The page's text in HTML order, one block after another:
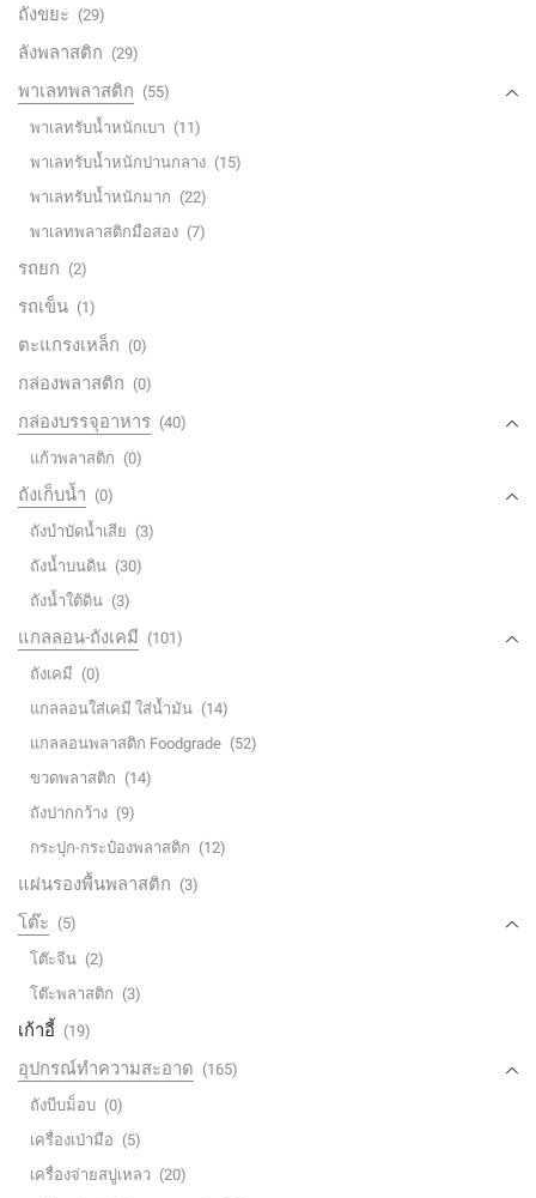
ถังขยะ (29)
ลังพลาสติก (29)
พาเลทพลาสติก (55)
พาเลทรับน้ำหนักเบา (11)
พาเลทรับน้ำหนักปานกลาง (15)
พาเลทรับน้ำหนักมาก (22)
พาเลทพลาสติกมือสอง (7)
รถยก (2)
รถเข็น (1)
ตะแกรงเหล็ก (0)
กล่องพลาสติก (0)
กล่องบรรจุอาหาร (40)
แก้วพลาสติก (0)
ถังเก็บน้ำ (0)
ถังบำบัดน้ำเสีย (3)
ถังน้ำบนดิน (30)
ถังน้ำใต้ดิน (3)
แกลลอน-ถังเคมี (101)
ถังเคมี (0)
แกลลอนใส่เคมี ใส่น้ำมัน (14)
แกลลอนพลาสติก Foodgrade (52)
ขวดพลาสติก (14)
ถังปากกว้าง (9)
กระปุก-กระป๋องพลาสติก (12)
แผ่นรองพื้นพลาสติก (3)
โต๊ะ (5)
โต๊ะจีน (2)
โต๊ะพลาสติก (3)
เก้าอี้ (19)
อุปกรณ์ทำความสะอาด (165)
ถังบีบม็อบ (0)
เครื่องเป่ามือ (5)
เครื่องจ่ายสบู่เหลว (20)